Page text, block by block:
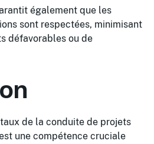
également que les
sont respectées, minimisant
défavorables ou de
de la conduite de projets
une compétence cruciale